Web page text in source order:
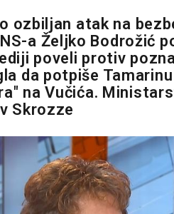
ozbiljan atak na
a Željko Bodrožić
poveli protiv
da potpiše
na Vučića.
Skrozze